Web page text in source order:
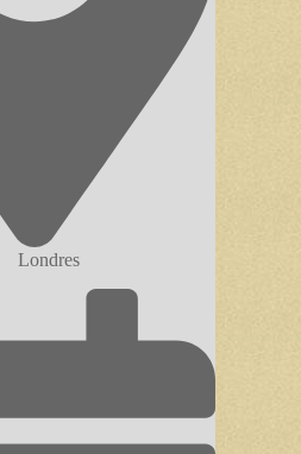
Londres